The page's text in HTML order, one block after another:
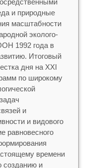
и природные
масштабности
эколого-
1992 года в
Итоговый
дня на XXI
по широкому
и
и видового
равновесного
времени
созданию и